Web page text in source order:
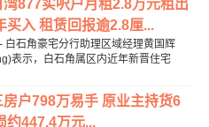
湾877实呎户月租2.8万元租出
买入 租赁回报逾2.8厘...
白石角豪宅分行助理区域经理黄国辉
表示，白石角属区内近年新晋住宅
房户798万易手 原业主持货6
约447.4万元...